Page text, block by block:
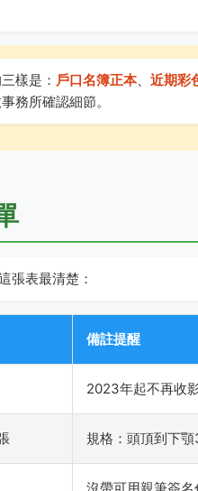
樣是： 戶口名簿正本、 近期彩
務所確認細節。
張表最清楚：
備註提醒
2023年起不再收
規格：頭頂到下